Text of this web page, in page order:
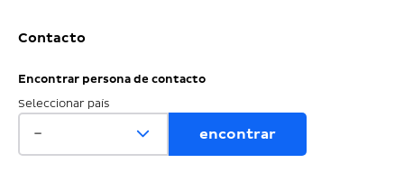
Contacto
Encontrar persona de contacto
Seleccionar país